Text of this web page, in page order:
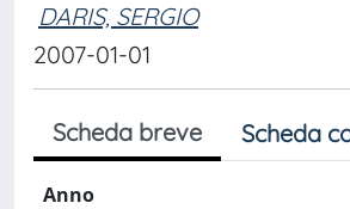
DARIS, SERGIO
2007-01-01
Scheda breve Scheda
Anno